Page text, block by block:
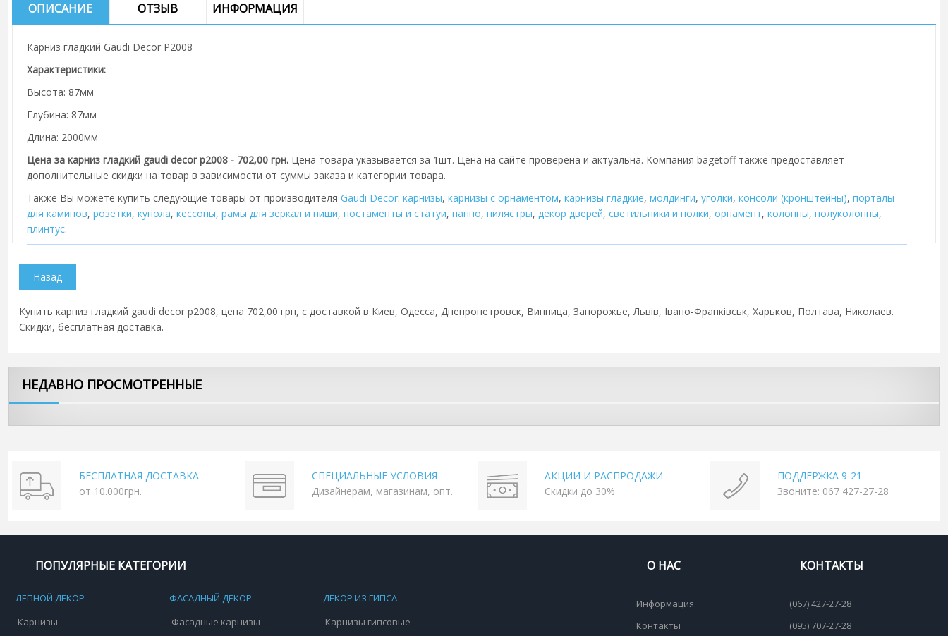
ОПИСАНИЕ ОТЗЫВ ИНФОРМАЦИЯ
Карниз гладкий Gaudi Decor P2008
Характеристики:
Высота: 87мм
Глубина: 87мм
Длина: 2000мм
Цена за карниз гладкий gaudi decor p2008 - 702,00 грн. Цена товара указывается за 1шт. Цена на сайте проверена и актуальна. Компания bagetoff также предоставляет
дополнительные скидки на товар в зависимости от суммы заказа и категории товара.
Также Вы можете купить следующие товары от производителя Gaudi Decor: карнизы, карнизы с орнаментом, карнизы гладкие, молдинги, уголки, консоли (кронштейны), порталы
для каминов, розетки, купола, кессоны, рамы для зеркал и ниши, постаменты и статуи, панно, пилястры, декор дверей, cветильники и полки, орнамент, колонны, полуколонны,
плинтус.
Купить карниз гладкий gaudi decor p2008, цена 702,00 грн, с доставкой в Киев, Одесса, Днепропетровск, Винница, Запорожье, Львів, Івано-Франківськ, Харьков, Полтава, Николаев.
Скидки, бесплатная доставка.
НЕДАВНО ПРОСМОТРЕННЫЕ
БЕСПЛАТНАЯ ДОСТАВКА
от 10.000грн.
СПЕЦИАЛЬНЫЕ УСЛОВИЯ
Дизайнерам, магазинам, опт.
АКЦИИ И РАСПРОДАЖИ
Скидки до 30%
ПОДДЕРЖКА 9-21
Звоните: 067 427-27-28
ПОПУЛЯРНЫЕ КАТЕГОРИИ
ЛЕПНОЙ ДЕКОР
Карнизы
ФАСАДНЫЙ ДЕКОР
Фасадные карнизы
ДЕКОР ИЗ ГИПСА
Карнизы гипсовые
О НАС
Информация
Контакты
КОНТАКТЫ
(067) 427-27-28
(095) 707-27-28